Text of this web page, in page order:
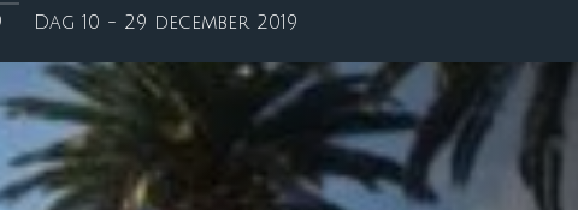
Dag 10 - 29 december 2019